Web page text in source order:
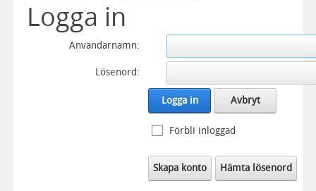
Logga in
Användarnamn:
Lösenord:
Logga in Avbryt
Förbli inloggad
Skapa konto Hämta lösenord